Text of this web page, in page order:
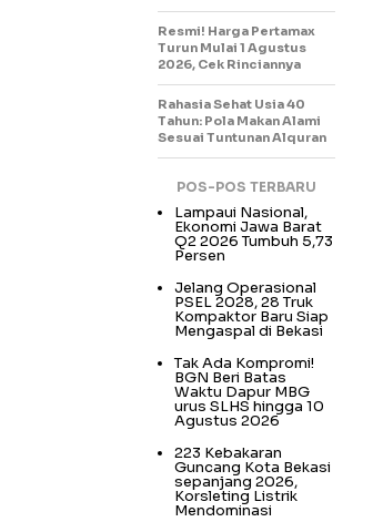
Resmi! Harga Pertamax
Turun Mulai 1 Agustus
2026, Cek Rinciannya
Rahasia Sehat Usia 40
Tahun: Pola Makan Alami
Sesuai Tuntunan Alquran
POS-POS TERBARU
Lampaui Nasional,
Ekonomi Jawa Barat
Q2 2026 Tumbuh 5,73
Persen
Jelang Operasional
PSEL 2028, 28 Truk
Kompaktor Baru Siap
Mengaspal di Bekasi
Tak Ada Kompromi!
BGN Beri Batas
Waktu Dapur MBG
urus SLHS hingga 10
Agustus 2026
223 Kebakaran
Guncang Kota Bekasi
sepanjang 2026,
Korsleting Listrik
Mendominasi